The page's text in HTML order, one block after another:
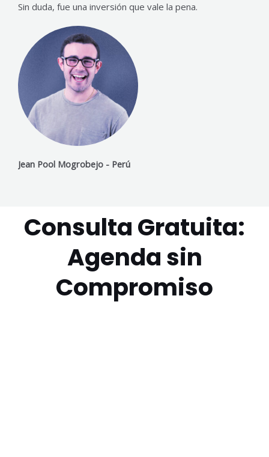
Sin duda, fue una inversión que vale la pena.
Jean Pool Mogrobejo - Perú
Consulta Gratuita:
Agenda sin
Compromiso